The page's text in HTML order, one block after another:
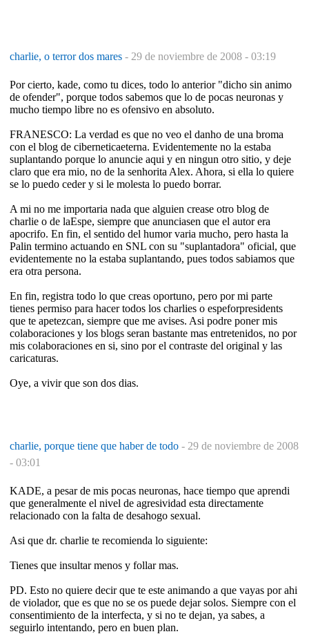
charlie, o terror dos mares - 29 de noviembre de 2008 - 03:19
Por cierto, kade, como tu dices, todo lo anterior "dicho sin animo
de ofender", porque todos sabemos que lo de pocas neuronas y
mucho tiempo libre no es ofensivo en absoluto.
FRANESCO: La verdad es que no veo el danho de una broma
con el blog de ciberneticaeterna. Evidentemente no la estaba
suplantando porque lo anuncie aqui y en ningun otro sitio, y deje
claro que era mio, no de la senhorita Alex. Ahora, si ella lo quiere
se lo puedo ceder y si le molesta lo puedo borrar.
A mi no me importaria nada que alguien crease otro blog de
charlie o de laEspe, siempre que anunciasen que el autor era
apocrifo. En fin, el sentido del humor varia mucho, pero hasta la
Palin termino actuando en SNL con su "suplantadora" oficial, que
evidentemente no la estaba suplantando, pues todos sabiamos que
era otra persona.
En fin, registra todo lo que creas oportuno, pero por mi parte
tienes permiso para hacer todos los charlies o espeforpresidents
que te apetezcan, siempre que me avises. Asi podre poner mis
colaboraciones y los blogs seran bastante mas entretenidos, no por
mis colaboraciones en si, sino por el contraste del original y las
caricaturas.
Oye, a vivir que son dos dias.
charlie, porque tiene que haber de todo - 29 de noviembre de 2008
- 03:01
KADE, a pesar de mis pocas neuronas, hace tiempo que aprendi
que generalmente el nivel de agresividad esta directamente
relacionado con la falta de desahogo sexual.
Asi que dr. charlie te recomienda lo siguiente:
Tienes que insultar menos y follar mas.
PD. Esto no quiere decir que te este animando a que vayas por ahi
de violador, que es que no se os puede dejar solos. Siempre con el
consentimiento de la interfecta, y si no te dejan, ya sabes, a
seguirlo intentando, pero en buen plan.